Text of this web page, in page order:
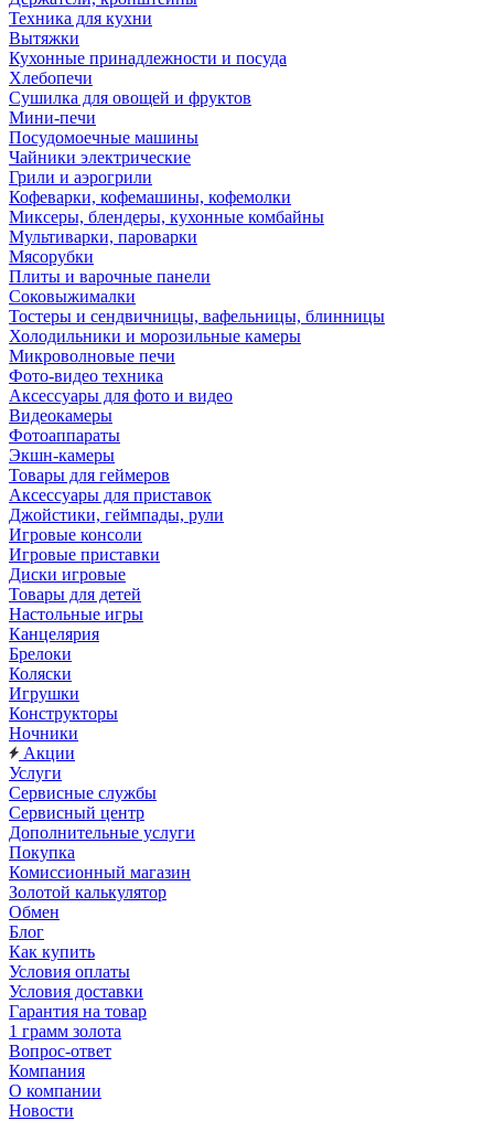
Техника для кухни
Вытяжки
Кухонные принадлежности и посуда
Хлебопечи
Сушилка для овощей и фруктов
Мини-печи
Посудомоечные машины
Чайники электрические
Грили и аэрогрили
Кофеварки, кофемашины, кофемолки
Миксеры, блендеры, кухонные комбайны
Мультиварки, пароварки
Мясорубки
Плиты и варочные панели
Соковыжималки
Тостеры и сендвичницы, вафельницы, блинницы
Холодильники и морозильные камеры
Микроволновые печи
Фото-видео техника
Аксессуары для фото и видео
Видеокамеры
Фотоаппараты
Экшн-камеры
Товары для геймеров
Аксессуары для приставок
Джойстики, геймпады, рули
Игровые консоли
Игровые приставки
Диски игровые
Товары для детей
Настольные игры
Канцелярия
Брелоки
Коляски
Игрушки
Конструкторы
Ночники
Акции
Услуги
Сервисные службы
Сервисный центр
Дополнительные услуги
Покупка
Комиссионный магазин
Золотой калькулятор
Обмен
Блог
Как купить
Условия оплаты
Условия доставки
Гарантия на товар
1 грамм золота
Вопрос-ответ
Компания
О компании
Новости